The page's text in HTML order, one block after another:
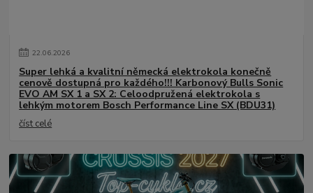
22.06.2026
Super lehká a kvalitní německá elektrokola konečně
cenově dostupná pro každého!!! Karbonový Bulls Sonic
EVO AM SX 1 a SX 2: Celoodpružená elektrokola s
lehkým motorem Bosch Performance Line SX (BDU31)
číst celé